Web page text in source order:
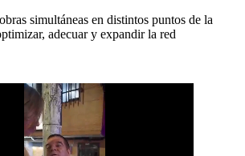
simultáneas en distintos puntos de la
adecuar y expandir la red